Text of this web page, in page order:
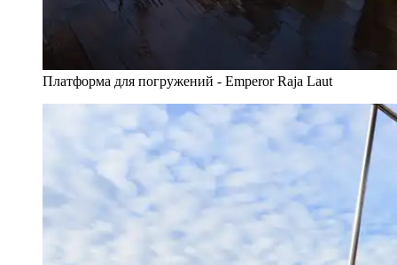
Платформа для погружений - Emperor Raja Laut